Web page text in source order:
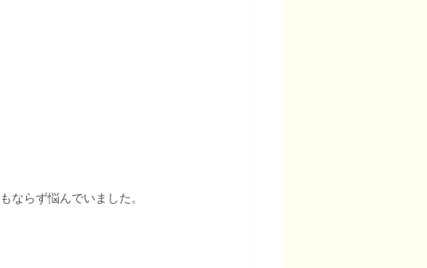
ならず悩んでいました。